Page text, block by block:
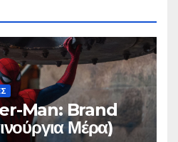
Man: Brand
Μέρα)